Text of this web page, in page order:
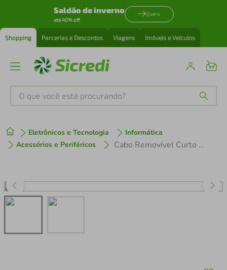
Saldão de inverno
até 40% off
Quero
Shopping Parcerias e Descontos Viagens Imóveis e Veículos
O que você está procurando?
Eletrônicos e Tecnologia
Informática
Acessórios e Periféricos
Cabo Removível Curto Ichef Shark Series Azul | Azul
1º tenis
3º perfume